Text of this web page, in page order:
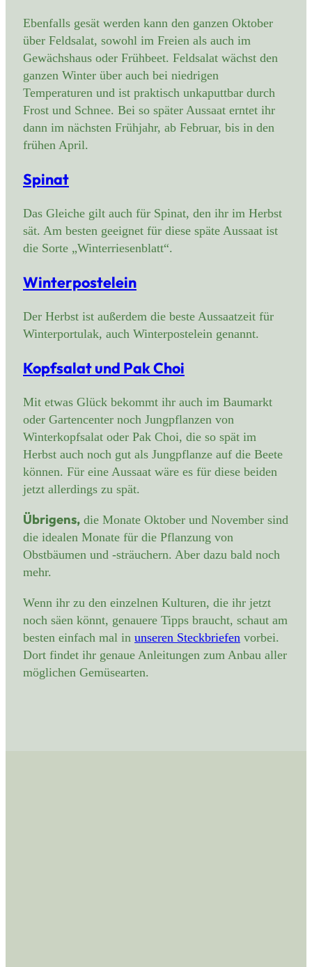
Ebenfalls gesät werden kann den ganzen Oktober
über Feldsalat, sowohl im Freien als auch im
Gewächshaus oder Frühbeet. Feldsalat wächst den
ganzen Winter über auch bei niedrigen
Temperaturen und ist praktisch unkaputtbar durch
Frost und Schnee. Bei so später Aussaat erntet ihr
dann im nächsten Frühjahr, ab Februar, bis in den
frühen April.
Spinat
Das Gleiche gilt auch für Spinat, den ihr im Herbst
sät. Am besten geeignet für diese späte Aussaat ist
die Sorte „Winterriesenblatt“.
Winterpostelein
Der Herbst ist außerdem die beste Aussaatzeit für
Winterportulak, auch Winterpostelein genannt.
Kopfsalat und Pak Choi
Mit etwas Glück bekommt ihr auch im Baumarkt
oder Gartencenter noch Jungpflanzen von
Winterkopfsalat oder Pak Choi, die so spät im
Herbst auch noch gut als Jungpflanze auf die Beete
können. Für eine Aussaat wäre es für diese beiden
jetzt allerdings zu spät.
Übrigens, die Monate Oktober und November sind
die idealen Monate für die Pflanzung von
Obstbäumen und -sträuchern. Aber dazu bald noch
mehr.
Wenn ihr zu den einzelnen Kulturen, die ihr jetzt
noch säen könnt, genauere Tipps braucht, schaut am
besten einfach mal in unseren Steckbriefen vorbei.
Dort findet ihr genaue Anleitungen zum Anbau aller
möglichen Gemüsearten.